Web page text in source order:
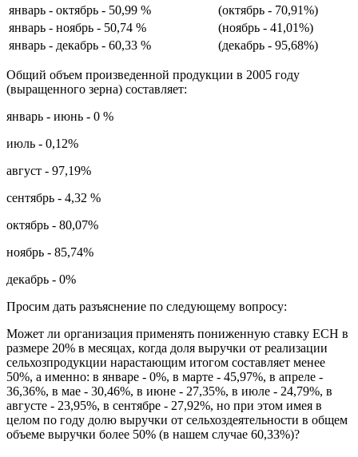
январь - октябрь - 50,99 %
(октябрь - 70,91%)
январь - ноябрь - 50,74 %
(ноябрь - 41,01%)
январь - декабрь - 60,33 %
(декабрь - 95,68%)
Общий объем произведенной продукции в 2005 году
(выращенного зерна) составляет:
январь - июнь - 0 %
июль - 0,12%
август - 97,19%
сентябрь - 4,32 %
октябрь - 80,07%
ноябрь - 85,74%
декабрь - 0%
Просим дать разъяснение по следующему вопросу:
Может ли организация применять пониженную ставку ЕСН в
размере 20% в месяцах, когда доля выручки от реализации
сельхозпродукции нарастающим итогом составляет менее
50%, а именно: в январе - 0%, в марте - 45,97%, в апреле -
36,36%, в мае - 30,46%, в июне - 27,35%, в июле - 24,79%, в
августе - 23,95%, в сентябре - 27,92%, но при этом имея в
целом по году долю выручки от сельхоздеятельности в общем
объеме выручки более 50% (в нашем случае 60,33%)?